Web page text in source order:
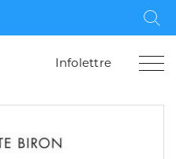
Infolettre